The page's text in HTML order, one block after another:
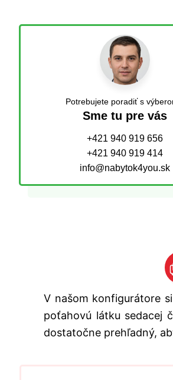
Potrebujete poradiť s
Sme tu pre vás
+421 940 919 656
+421 940 919 414
info@nabytok4you.sk
V našom konfigurátore
poťahovú látku sedacej
dostatočne prehľadný,